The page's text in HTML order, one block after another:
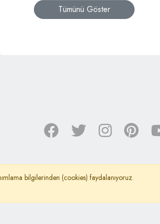
Tümünü Göster
©Kafkas Araştırma Kültür ve Dayanışma Vakfı
bilgilerinden (cookies) faydalanıyoruz.